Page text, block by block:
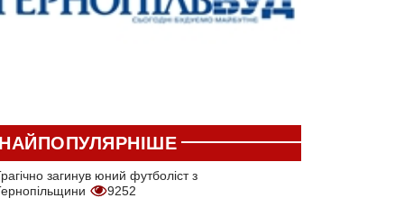
загинув юний футболіст з
9252